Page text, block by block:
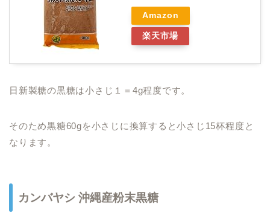
Amazon
楽天市場
日新製糖の黒糖は小さじ１＝4g程度です。
そのため黒糖60gを小さじに換算すると小さじ15杯程度と
なります。
カンバヤシ 沖縄産粉末黒糖